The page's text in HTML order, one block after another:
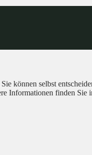
können selbst
Informationen finden Sie